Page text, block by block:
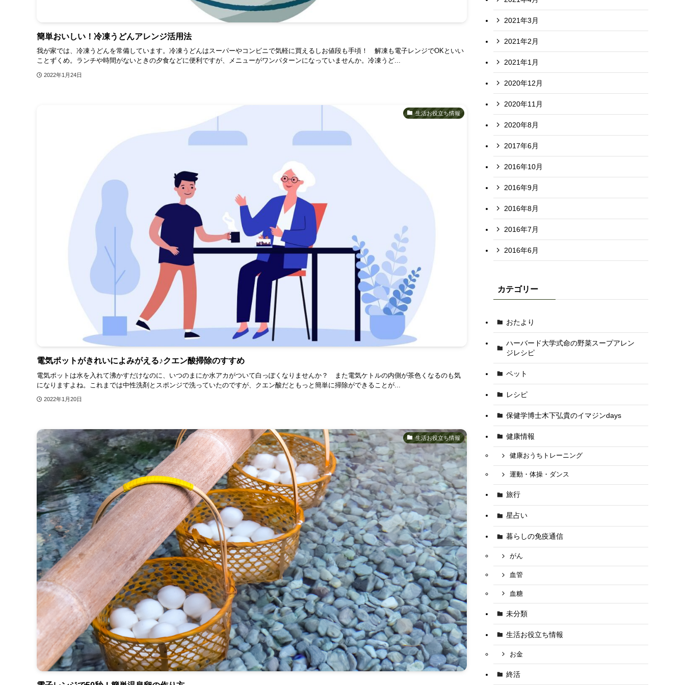
簡単おいしい！冷凍うどんアレンジ活用法
我が家では、冷凍うどんを常備しています。冷凍うどんはスーパーやコンビニで気軽に買えるしお値段も手頃！ 解凍も電子レンジでOKといい
ことずくめ。ランチや時間がないときの夕食などに便利ですが、メニューがワンパターンになっていませんか。冷凍うど...
2022年1月24日
生活お役立ち情報
電気ポットがきれいによみがえる♪クエン酸掃除のすすめ
電気ポットは水を入れて沸かすだけなのに、いつのまにか水アカがついて白っぽくなりませんか？ また電気ケトルの内側が茶色くなるのも気
になりますよね。これまでは中性洗剤とスポンジで洗っていたのですが、クエン酸だともっと簡単に掃除ができることが...
2022年1月20日
生活お役立ち情報
2021年3月
2021年2月
2021年1月
2020年12月
2020年11月
2020年8月
2017年6月
2016年10月
2016年9月
2016年8月
2016年7月
2016年6月
カテゴリー
おたより
ハーバード大学式命の野菜スープアレン
ジレシピ
ペット
レシピ
保健学博士木下弘貴のイマジンdays
健康情報
健康おうちトレーニング
運動・体操・ダンス
旅行
星占い
暮らしの免疫通信
がん
血管
血糖
未分類
生活お役立ち情報
お金
終活